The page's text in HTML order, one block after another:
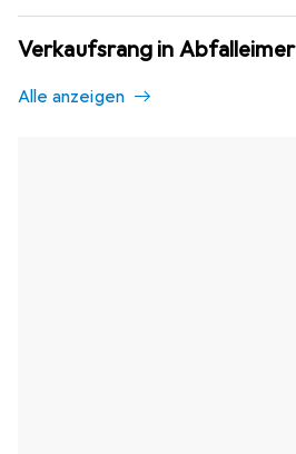
Verkaufsrang in Abfalleimer
Alle anzeigen